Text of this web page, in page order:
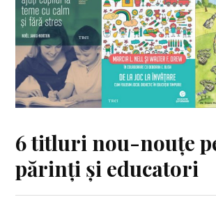
6 titluri nou-nouțe
părinți și educatori